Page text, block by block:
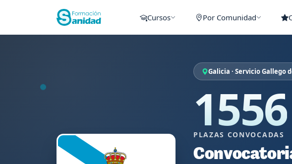
Cursos Por Comunidad
Galicia · Servicio Gallego
1556
PLAZAS CONVOCADAS